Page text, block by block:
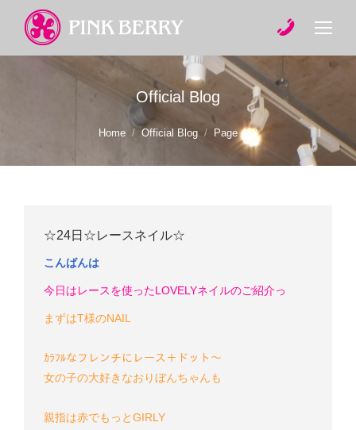
Official Blog
Home Official Blog Page 463
☆24日☆レースネイル☆
こんばんは
今日はレースを使ったLOVELYネイルのご紹介っ
まずはT様のNAIL
ｶﾗﾌﾙなフレンチにレース＋ドット～
女の子の大好きなおりぼんちゃんも
親指は赤でもっとGIRLY